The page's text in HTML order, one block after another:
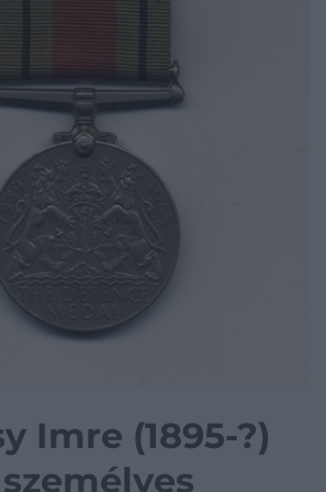
Imre (1895-?)